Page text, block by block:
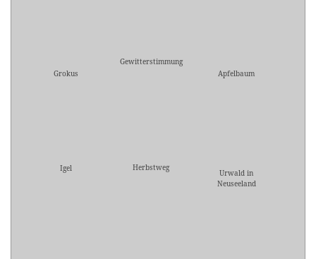
Grokus
Gewitterstimmung
Apfelbaum
Igel Herbstweg
Urwald in
Neuseeland